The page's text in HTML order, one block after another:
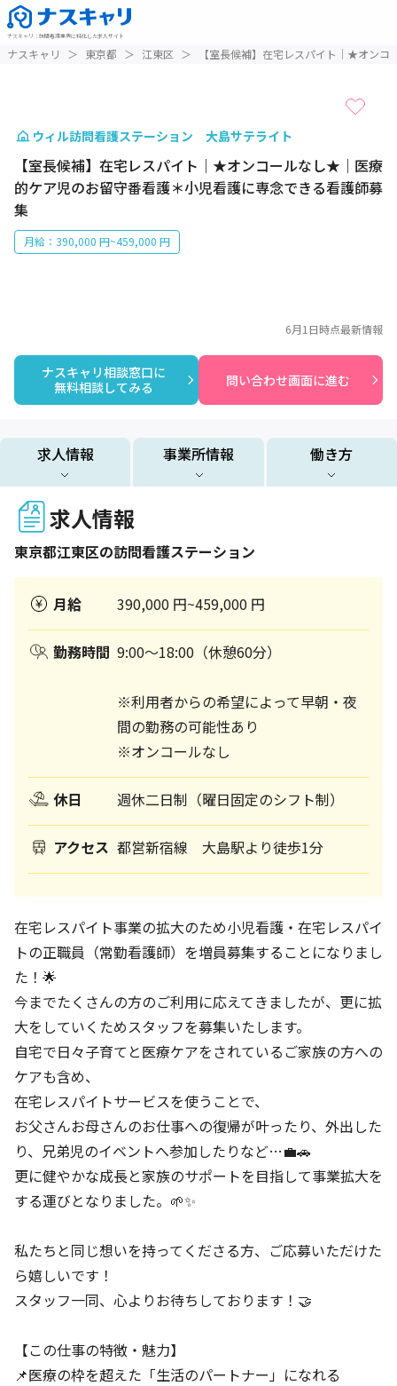
ナスキャリ ： 訪問看護業界に特化した求人サイト
ナスキャリ ＞ 東京都 ＞ 江東区 ＞ 【室長候補】在宅レスパイト｜★オン
ウィル訪問看護ステーション 大島サテライト
【室長候補】在宅レスパイト｜★オンコールなし★｜医療
的ケア児のお留守番看護＊小児看護に専念できる看護師募
集
月給：390,000 円~459,000 円
ナスキャリ相談窓口に
無料相談してみる
問い合わせ画面に進む
6月1日時点最新情報
求人情報 事業所情報 働き方
求人情報
東京都江東区の訪問看護ステーション
月給 390,000 円~459,000 円
勤務時間 9:00～18:00（休憩60分）
※利用者からの希望によって早朝・夜
間の勤務の可能性あり
※オンコールなし
休日 週休二日制（曜日固定のシフト制）
アクセス 都営新宿線 大島駅より徒歩1分
在宅レスパイト事業の拡大のため小児看護・在宅レスパイ
トの正職員（常勤看護師）を増員募集することになりまし
た！🌟
今までたくさんの方のご利用に応えてきましたが、更に拡
大をしていくためスタッフを募集いたします。
自宅で日々子育てと医療ケアをされているご家族の方への
ケアも含め、
在宅レスパイトサービスを使うことで、
お父さんお母さんのお仕事への復帰が叶ったり、外出した
り、兄弟児のイベントへ参加したりなど…💼🚗
更に健やかな成長と家族のサポートを目指して事業拡大を
する運びとなりました。🌱✨
私たちと同じ想いを持ってくださる方、ご応募いただけた
ら嬉しいです！
スタッフ一同、心よりお待ちしております！🤝
【この仕事の特徴・魅力】
📌医療の枠を超えた「生活のパートナー」になれる